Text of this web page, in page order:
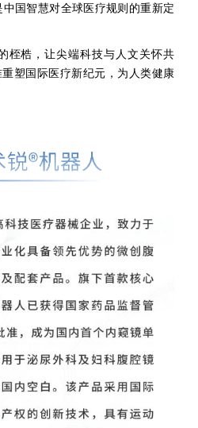
国智慧对全球医疗规则的重新定
桎梏，让尖端科技与人文关怀共
塑国际医疗新纪元，为人类健康